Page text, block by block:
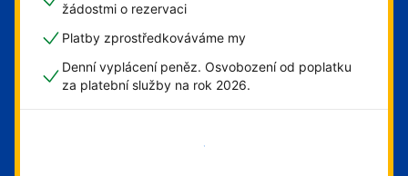
žádostmi o rezervaci
Platby zprostředkováváme my
Denní vyplácení peněz. Osvobození od poplatku
za platební služby na rok 2026.
Začít hned